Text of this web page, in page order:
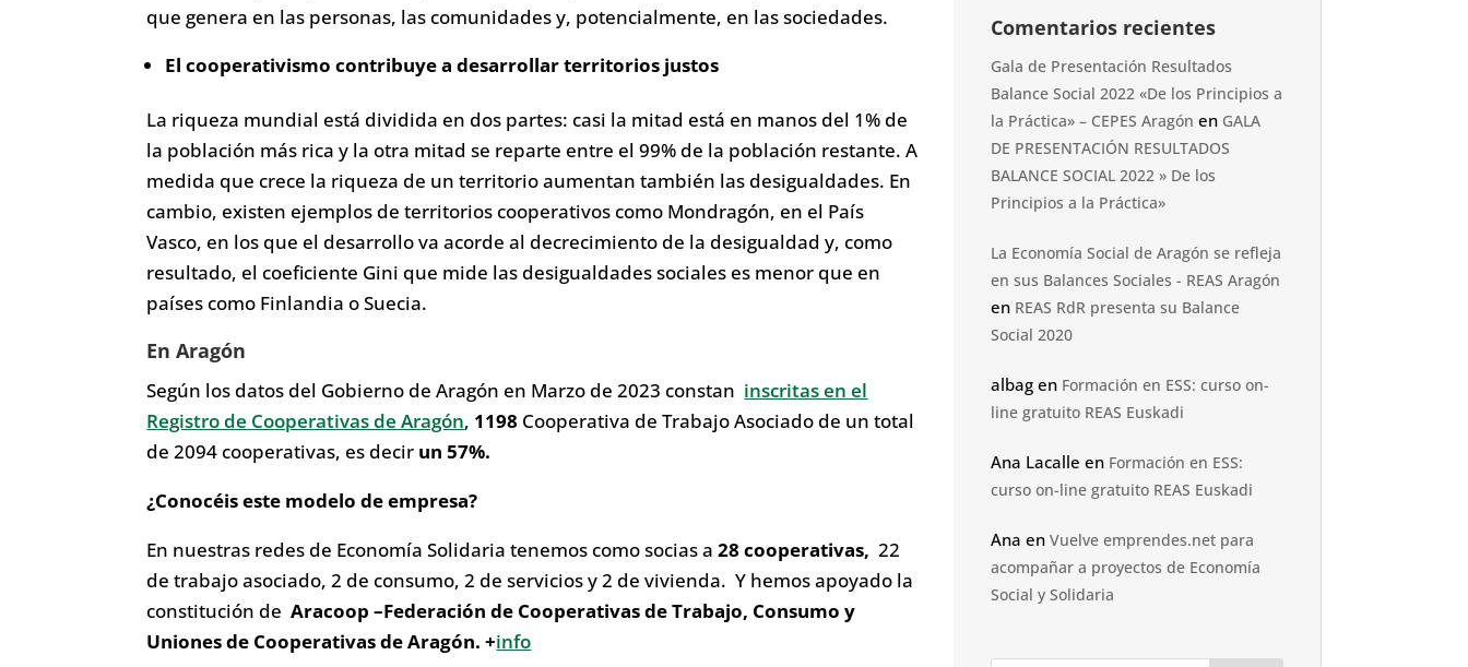
que genera en las personas, las comunidades y, potencialmente, en las sociedades.
El cooperativismo contribuye a desarrollar territorios justos
La riqueza mundial está dividida en dos partes: casi la mitad está en manos del 1% de
la población más rica y la otra mitad se reparte entre el 99% de la población restante. A
medida que crece la riqueza de un territorio aumentan también las desigualdades. En
cambio, existen ejemplos de territorios cooperativos como Mondragón, en el País
Vasco, en los que el desarrollo va acorde al decrecimiento de la desigualdad y, como
resultado, el coeficiente Gini que mide las desigualdades sociales es menor que en
países como Finlandia o Suecia.
En Aragón
Según los datos del Gobierno de Aragón en Marzo de 2023 constan inscritas en el
Registro de Cooperativas de Aragón, 1198 Cooperativa de Trabajo Asociado de un total
de 2094 cooperativas, es decir un 57%.
¿Conocéis este modelo de empresa?
En nuestras redes de Economía Solidaria tenemos como socias a28 cooperativas, 22
de trabajo asociado, 2 de consumo, 2 de servicios y 2 de vivienda. Y hemos apoyado la
constitución deAracoop –Federación de Cooperativas de Trabajo, Consumo y
Uniones de Cooperativas de Aragón. +info
Comentarios recientes
Gala de Presentación Resultados
Balance Social 2022 «De los Principios a
la Práctica» – CEPES Aragón en GALA
DE PRESENTACIÓN RESULTADOS
BALANCE SOCIAL 2022 » De los
Principios a la Práctica»
La Economía Social de Aragón se refleja
en sus Balances Sociales - REAS Aragón
en REAS RdR presenta su Balance
Social 2020
albagen Formación en ESS: curso on-
line gratuito REAS Euskadi
Ana Lacalle en Formación en ESS:
curso on-line gratuito REAS Euskadi
Ana en Vuelve emprendes.net para
acompañar a proyectos de Economía
Social y Solidaria